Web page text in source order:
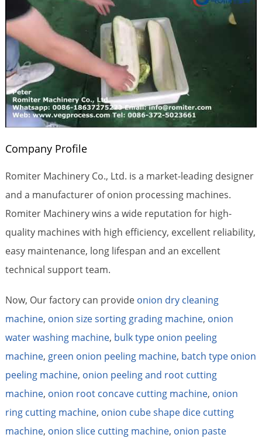
Company Profile
Romiter Machinery Co., Ltd. is a market-leading designer
and a manufacturer of onion processing machines.
Romiter Machinery wins a wide reputation for high-
quality machines with high efficiency, excellent reliability,
easy maintenance, long lifespan and an excellent
technical support team.
Now, Our factory can provide onion dry cleaning
machine, onion size sorting grading machine, onion
water washing machine, bulk type onion peeling
machine, green onion peeling machine, batch type onion
peeling machine, onion peeling and root cutting
machine, onion root concave cutting machine, onion
ring cutting machine, onion cube shape dice cutting
machine, onion slice cutting machine, onion paste